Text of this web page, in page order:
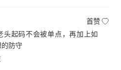
首赞
头起码不会被单点，再加上如
防守